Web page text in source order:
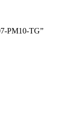
PM10-TG”